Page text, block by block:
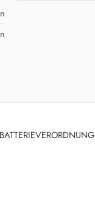
BATTERIEVERORDNUNG